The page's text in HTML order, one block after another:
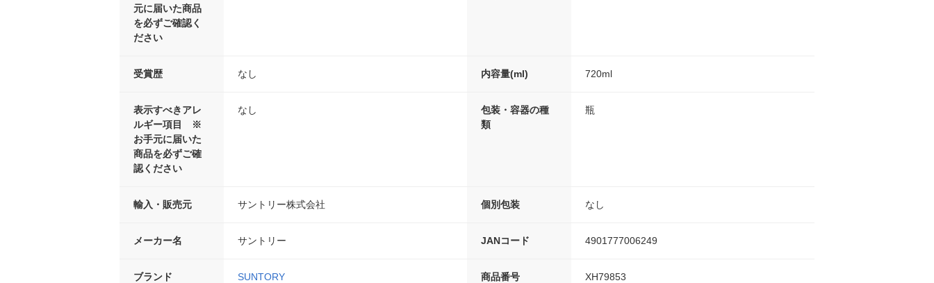
元に届いた商品
を必ずご確認く
ださい
受賞歴 なし 内容量(ml) 720ml
表示すべきアレ
ルギー項目 ※
お手元に届いた
商品を必ずご確
認ください
なし
包装・容器の種
類
瓶
輸入・販売元 サントリー株式会社 個別包装 なし
メーカー名 サントリー JANコード 4901777006249
ブランド SUNTORY 商品番号 XH79853